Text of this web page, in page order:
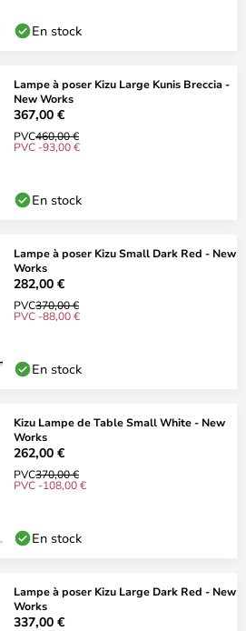
En stock
Lampe à poser Kizu Large Kunis Breccia -
New Works
367,00 €
PVC460,00 €
PVC -93,00 €
En stock
Lampe à poser Kizu Small Dark Red - New
Works
282,00 €
PVC370,00 €
PVC -88,00 €
En stock
Kizu Lampe de Table Small White - New
Works
262,00 €
PVC370,00 €
PVC -108,00 €
En stock
Lampe à poser Kizu Large Dark Red - New
Works
337,00 €